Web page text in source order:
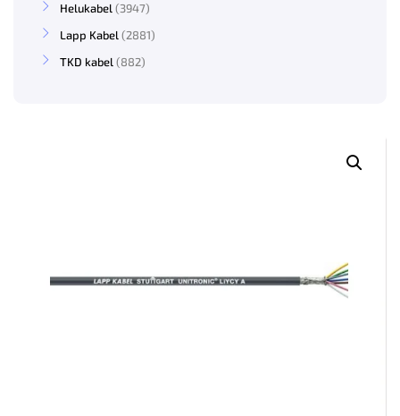
Helukabel
3947
Lapp Kabel
2881
TKD kabel
882